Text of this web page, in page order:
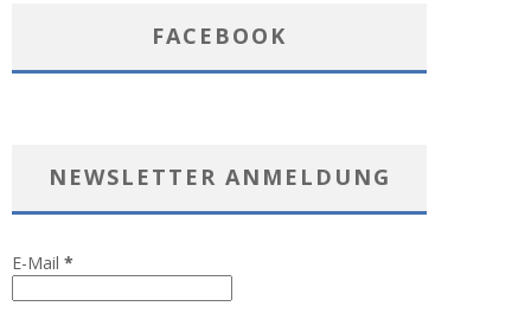
FACEBOOK
NEWSLETTER ANMELDUNG
E-Mail *